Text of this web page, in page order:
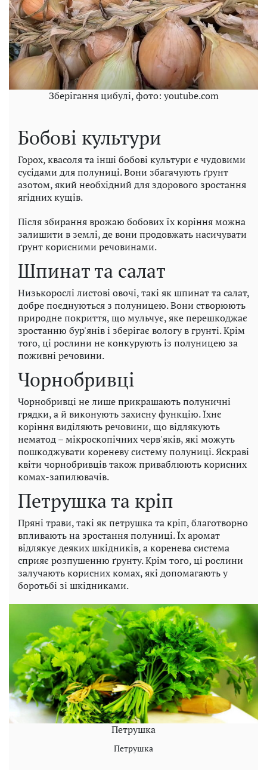
Зберігання цибулі, фото: youtube.com
Бобові культури
Горох, квасоля та інші бобові культури є чудовими
сусідами для полуниці. Вони збагачують ґрунт
азотом, який необхідний для здорового зростання
ягідних кущів.
Після збирання врожаю бобових їх коріння можна
залишити в землі, де вони продовжать насичувати
ґрунт корисними речовинами.
Шпинат та салат
Низькорослі листові овочі, такі як шпинат та салат,
добре поєднуються з полуницею. Вони створюють
природне покриття, що мульчує, яке перешкоджає
зростанню бур'янів і зберігає вологу в грунті. Крім
того, ці рослини не конкурують із полуницею за
поживні речовини.
Чорнобривці
Чорнобривці не лише прикрашають полуничні
грядки, а й виконують захисну функцію. Їхнє
коріння виділяють речовини, що відлякують
нематод – мікроскопічних черв'яків, які можуть
пошкоджувати кореневу систему полуниці. Яскраві
квіти чорнобривців також приваблюють корисних
комах-запилювачів.
Петрушка та кріп
Пряні трави, такі як петрушка та кріп, благотворно
впливають на зростання полуниці. Їх аромат
відлякує деяких шкідників, а коренева система
сприяє розпушенню ґрунту. Крім того, ці рослини
залучають корисних комах, які допомагають у
боротьбі зі шкідниками.
Петрушка
Петрушка